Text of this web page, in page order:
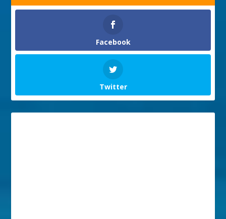
Facebook
Twitter